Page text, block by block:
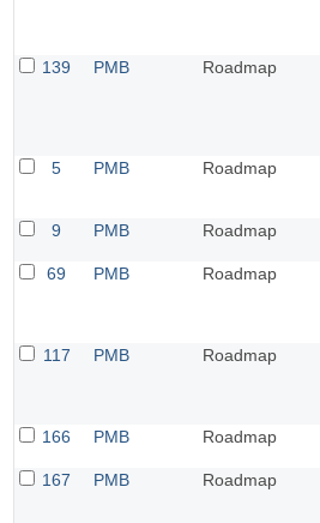
139 PMB Roadmap
5 PMB Roadmap
9 PMB Roadmap
69 PMB Roadmap
117 PMB Roadmap
166 PMB Roadmap
167 PMB Roadmap